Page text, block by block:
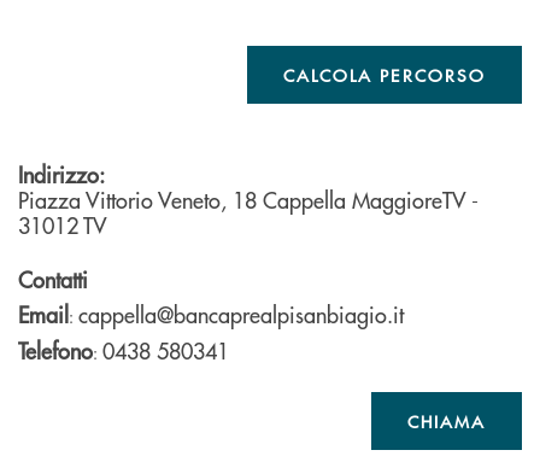
CALCOLA PERCORSO
Indirizzo:
Piazza Vittorio Veneto, 18 Cappella MaggioreTV -
31012TV
Contatti
Email: cappella@bancaprealpisanbiagio.it
Telefono: 0438 580341
CHIAMA